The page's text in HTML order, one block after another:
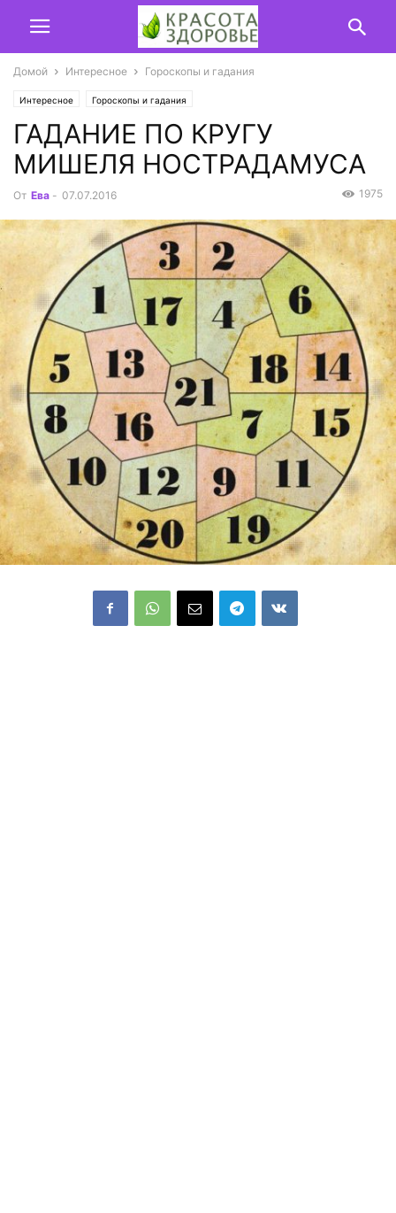
Домой Интересное Гороскопы и гадания
Интересное Гороскопы и гадания
ГАДАНИЕ ПО КРУГУ
МИШЕЛЯ НОСТРАДАМУСА
От Ева - 07.07.2016 1975